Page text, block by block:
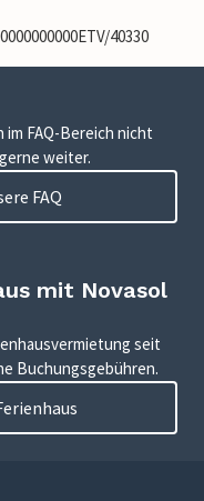
40330
FAQ-Bereich nicht
weiter.
FAQ
mit Novasol
seit
Buchungsgebühren.